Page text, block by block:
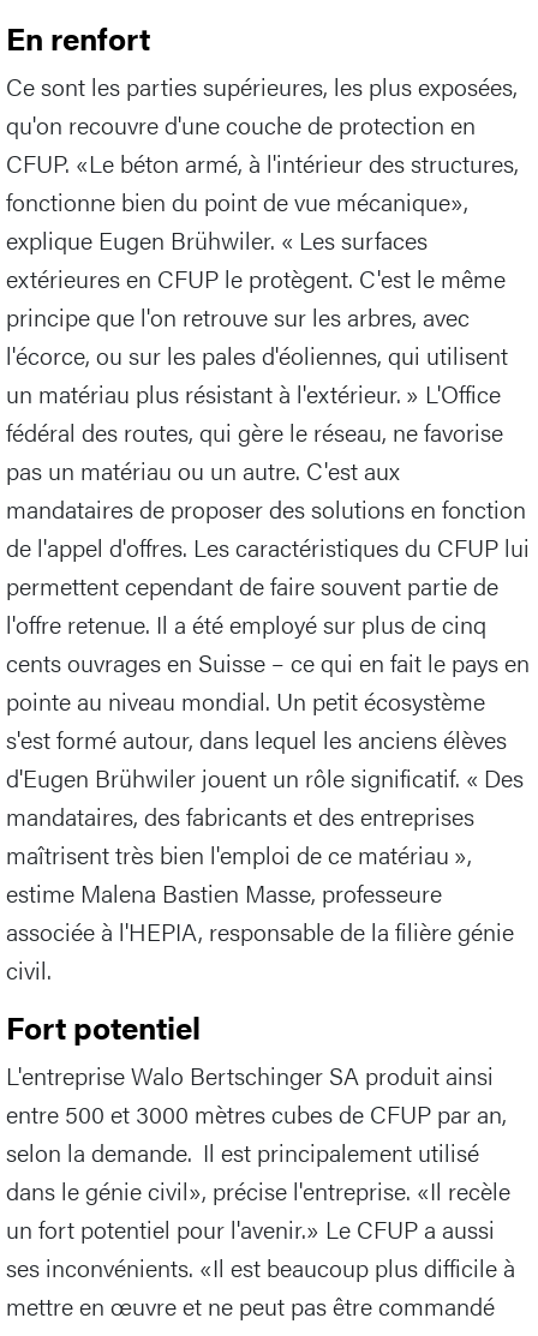
En renfort
Ce sont les parties supérieures, les plus exposées,
qu'on recouvre d'une couche de protection en
CFUP. «Le béton armé, à l'intérieur des structures,
fonctionne bien du point de vue mécanique»,
explique Eugen Brühwiler. « Les surfaces
extérieures en CFUP le protègent. C'est le même
principe que l'on retrouve sur les arbres, avec
l'écorce, ou sur les pales d'éoliennes, qui utilisent
un matériau plus résistant à l'extérieur. » L'Office
fédéral des routes, qui gère le réseau, ne favorise
pas un matériau ou un autre. C'est aux
mandataires de proposer des solutions en fonction
de l'appel d'offres. Les caractéristiques du CFUP lui
permettent cependant de faire souvent partie de
l'offre retenue. Il a été employé sur plus de cinq
cents ouvrages en Suisse – ce qui en fait le pays en
pointe au niveau mondial. Un petit écosystème
s'est formé autour, dans lequel les anciens élèves
d'Eugen Brühwiler jouent un rôle significatif. « Des
mandataires, des fabricants et des entreprises
maîtrisent très bien l'emploi de ce matériau »,
estime Malena Bastien Masse, professeure
associée à l'HEPIA, responsable de la filière génie
civil.
Fort potentiel
L'entreprise Walo Bertschinger SA produit ainsi
entre 500 et 3000 mètres cubes de CFUP par an,
selon la demande. Il est principalement utilisé
dans le génie civil», précise l'entreprise. «Il recèle
un fort potentiel pour l'avenir.» Le CFUP a aussi
ses inconvénients. «Il est beaucoup plus difficile à
mettre en œuvre et ne peut pas être commandé